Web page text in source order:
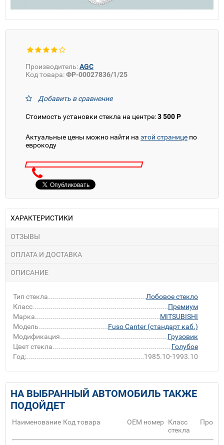
Производитель:AGC
Код товара:ФР-00027836/1/25
Добавить в сравнение
Стоимость установки стекла на центре:3 500 Р
Актуальные цены можно найти на этой странице по
еврокоду
ХАРАКТЕРИСТИКИ
ОТЗЫВЫ
ОПЛАТА И ДОСТАВКА
ОПИСАНИЕ
Тип стекла
Лобовое стекло
Класс
Премиум
Марка
MITSUBISHI
Модель
Fuso Canter (стандарт каб.)
Модификация
Грузовик
Цвет стекла
Голубое
Год:
1985.10-1993.10
НА ВЫБРАННЫЙ АВТОМОБИЛЬ ТАКЖЕ
ПОДОЙДЕТ
Наименование Код товара ОЕМ номер
Класс
стекла